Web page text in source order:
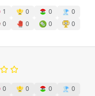
1 0 0
0
0 0 0
0
0 0 0
0